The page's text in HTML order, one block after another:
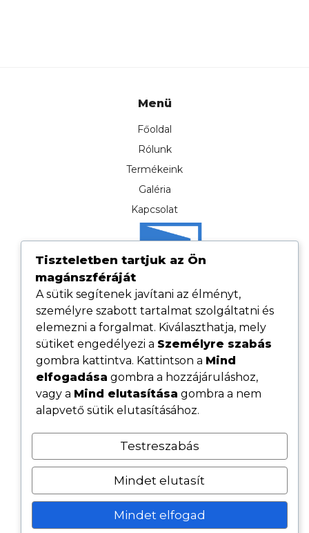
Menü
Főoldal
Rólunk
Termékeink
Galéria
Kapcsolat
Hasznos linkek
Adatvédelmi tájékoztató
Cookie tájékoztató
Kövess minket közösségi oldalainkon
Tiszteletben tartjuk az Ön
magánszféráját
A sütik segítenek javítani az élményt,
személyre szabott tartalmat szolgáltatni és
elemezni a forgalmat. Kiválaszthatja, mely
sütiket engedélyezi a Személyre szabás
gombra kattintva. Kattintson a Mind
elfogadása gombra a hozzájáruláshoz,
vagy a Mind elutasítása gombra a nem
alapvető sütik elutasításához.
Testreszabás
Mindet elutasít
Mindet elfogad